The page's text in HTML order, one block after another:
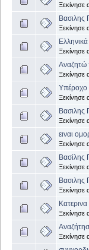
Ξεκίνησε
Βασιλης
Ξεκίνησε
Ξεκίνησε
Αναζητώ
Ξεκίνησε
Υπέροχο
Ξεκίνησε
Βασιλης
Ξεκίνησε
ειναι
Ξεκίνησε
Βασίλης
Ξεκίνησε
Βασιλης
Ξεκίνησε
Ξεκίνησε
Ξεκίνησε